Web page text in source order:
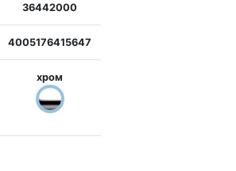
36442000
4005176415647
хром